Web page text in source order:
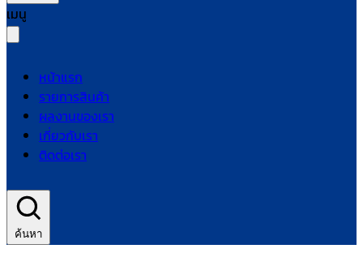
เมนู
หน้าแรก
รายการสินค้า
ผลงานของเรา
เกี่ยวกับเรา
ติดต่อเรา
ค้นหา